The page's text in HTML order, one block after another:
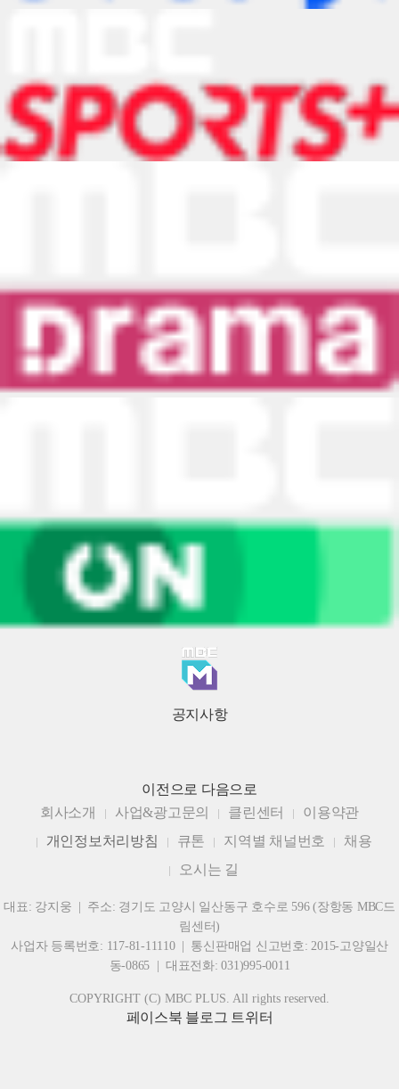
공지사항
이전으로 다음으로
회사소개
사업&광고문의 클린센터
이용약관
개인정보처리방침
큐톤 지역별 채널번호
채용
오시는 길
대표: 강지웅 | 주소: 경기도 고양시 일산동구 호수로 596 (장항동 MBC드
림센터)
사업자 등록번호: 117-81-11110 | 통신판매업 신고번호: 2015-고양일산
동-0865 | 대표전화: 031)995-0011
COPYRIGHT (C) MBC PLUS. All rights reserved.
페이스북 블로그 트위터